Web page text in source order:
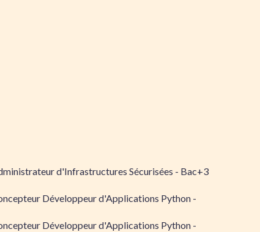
d'Infrastructures Sécurisées - Bac+3
Développeur d'Applications Python -
Développeur d'Applications Python -